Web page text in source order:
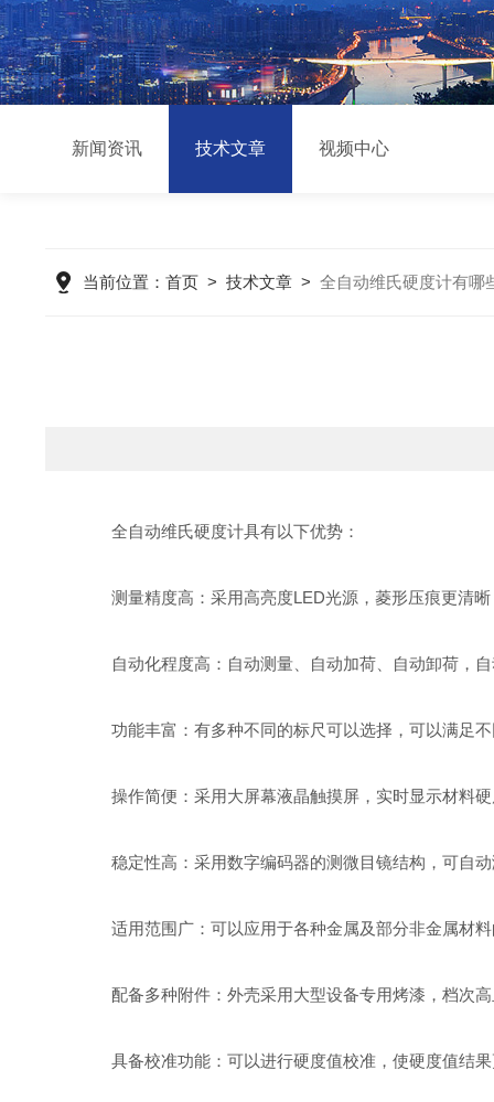
新闻资讯 技术文章 视频中心
当前位置： 首页> 技术文章> 全自动维氏硬度计有哪
全自动维氏硬度计具有以下优势：
测量精度高：采用高亮度LED光源，菱形压痕更清晰
自动化程度高：自动测量、自动加荷、自动卸荷，自
功能丰富：有多种不同的标尺可以选择，可以满足不
操作简便：采用大屏幕液晶触摸屏，实时显示材料硬
稳定性高：采用数字编码器的测微目镜结构，可自动
适用范围广：可以应用于各种金属及部分非金属材料
配备多种附件：外壳采用大型设备专用烤漆，档次高
具备校准功能：可以进行硬度值校准，使硬度值结果